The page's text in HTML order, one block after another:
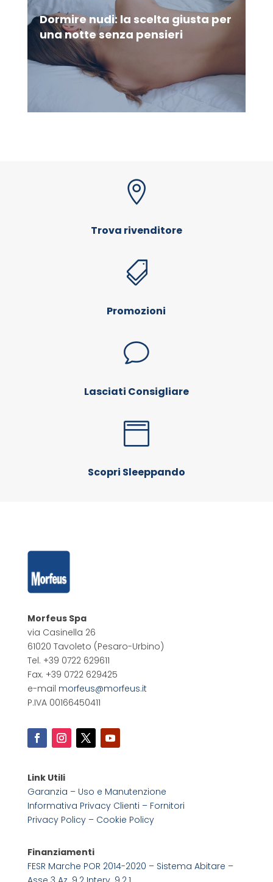
Dormire nudi: la scelta giusta per
una notte senza pensieri

Trova rivenditore

Promozioni
v
Lasciati Consigliare

Scopri Sleeppando
Morfeus Spa
via Casinella 26
61020 Tavoleto (Pesaro-Urbino)
Tel. +39 0722 629611
Fax. +39 0722 629425
e-mail morfeus@morfeus.it
P.IVA 00166450411
Link Utili
Garanzia – Uso e Manutenzione
Informativa Privacy Clienti – Fornitori
Privacy Policy – Cookie Policy
Finanziamenti
FESR Marche POR 2014-2020 – Sistema Abitare –